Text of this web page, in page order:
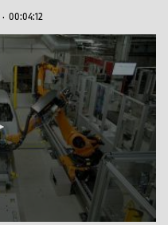
· 00:04:12